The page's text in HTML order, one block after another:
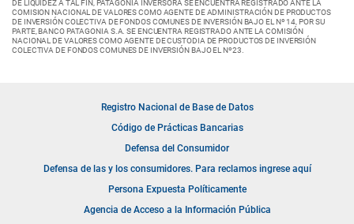
DE LIQUIDEZ A TAL FIN, PATAGONIA INVERSORA SE ENCUENTRA REGISTRADO ANTE LA
COMISION NACIONAL DE VALORES COMO AGENTE DE ADMINISTRACIÓN DE PRODUCTOS
DE INVERSIÓN COLECTIVA DE FONDOS COMUNES DE INVERSIÓN BAJO EL Nº 14, POR SU
PARTE, BANCO PATAGONIA S.A. SE ENCUENTRA REGISTRADO ANTE LA COMISIÓN
NACIONAL DE VALORES COMO AGENTE DE CUSTODIA DE PRODUCTOS DE INVERSIÓN
COLECTIVA DE FONDOS COMUNES DE INVERSIÓN BAJO EL Nº23.
Registro Nacional de Base de Datos
Código de Prácticas Bancarias
Defensa del Consumidor
Defensa de las y los consumidores. Para reclamos ingrese aquí
Persona Expuesta Políticamente
Agencia de Acceso a la Información Pública